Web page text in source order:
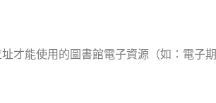
才能使用的圖書館電子資源（如：電子期